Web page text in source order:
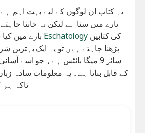
یہ کتاب ان لوگوں کے لیے بہت اہم
بارے میں سنا ہے لیکن یہ جاننا
Eschatology
پڑھنا چاہتے ہیں تو یہ ایک بہترین
سائز 9 میگا بائٹس ہے، جو اسے
کے قابل بناتا ہے۔ یہ معلومات سادہ
تاکہ